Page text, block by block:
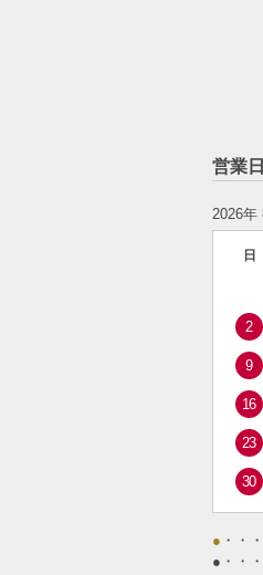
営業
2026年
日
2
9
16
23
30
● ・・
● ・・